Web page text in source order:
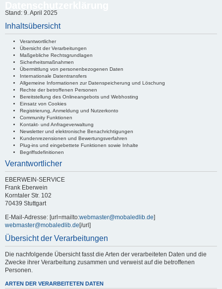
Stand: 9. April 2025
Inhaltsübersicht
Verantwortlicher
Übersicht der Verarbeitungen
Maßgebliche Rechtsgrundlagen
Sicherheitsmaßnahmen
Übermittlung von personenbezogenen Daten
Internationale Datentransfers
Allgemeine Informationen zur Datenspeicherung und Löschung
Rechte der betroffenen Personen
Bereitstellung des Onlineangebots und Webhosting
Einsatz von Cookies
Registrierung, Anmeldung und Nutzerkonto
Community Funktionen
Kontakt- und Anfrageverwaltung
Newsletter und elektronische Benachrichtigungen
Kundenrezensionen und Bewertungsverfahren
Plug-ins und eingebettete Funktionen sowie Inhalte
Begriffsdefinitionen
Verantwortlicher
EBERWEIN-SERVICE
Frank Eberwein
Korntaler Str. 102
70439 Stuttgart
E-Mail-Adresse: [url=mailto:webmaster@mobaledlib.de]
webmaster@mobaledlib.de[/url]
Übersicht der Verarbeitungen
Die nachfolgende Übersicht fasst die Arten der verarbeiteten Daten und die
Zwecke ihrer Verarbeitung zusammen und verweist auf die betroffenen
Personen.
ARTEN DER VERARBEITETEN DATEN